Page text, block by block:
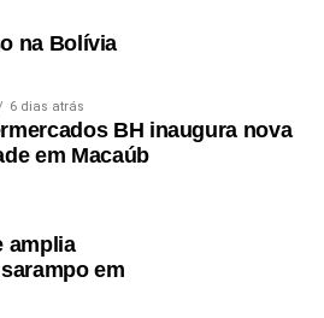
na Bolívia
6 dias atrás
BH inaugura nova
em Macaúb
amplia
em